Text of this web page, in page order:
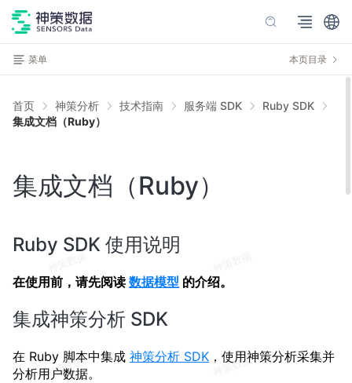
菜单 本页目录
首页 神策分析 技术指南 服务端 SDK
Ruby SDK
集成文档（Ruby）
集成文档（Ruby）
Ruby SDK 使用说明
在使用前，请先阅读 数据模型 的介绍。
集成神策分析 SDK
在 Ruby 脚本中集成 神策分析 SDK ，使用神策分析采集并
分析用户数据。